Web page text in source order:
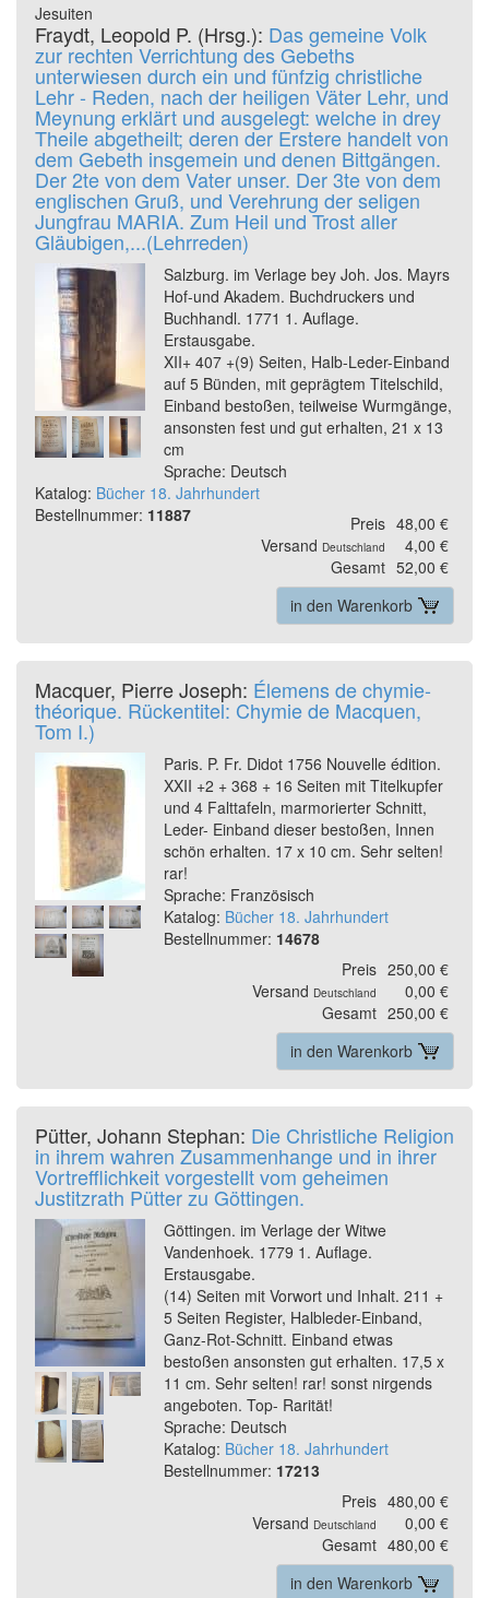
Jesuiten
Fraydt, Leopold P. (Hrsg.): Das gemeine Volk
zur rechten Verrichtung des Gebeths
unterwiesen durch ein und fünfzig christliche
Lehr - Reden, nach der heiligen Väter Lehr, und
Meynung erklärt und ausgelegt: welche in drey
Theile abgetheilt; deren der Erstere handelt von
dem Gebeth insgemein und denen Bittgängen.
Der 2te von dem Vater unser. Der 3te von dem
englischen Gruß, und Verehrung der seligen
Jungfrau MARIA. Zum Heil und Trost aller
Gläubigen,...(Lehrreden)
Salzburg. im Verlage bey Joh. Jos. Mayrs
Hof-und Akadem. Buchdruckers und
Buchhandl. 1771 1. Auflage.
Erstausgabe.
XII+ 407 +(9) Seiten, Halb-Leder-Einband
auf 5 Bünden, mit geprägtem Titelschild,
Einband bestoßen, teilweise Wurmgänge,
ansonsten fest und gut erhalten, 21 x 13
cm
Sprache: Deutsch
Katalog: Bücher 18. Jahrhundert
Bestellnummer: 11887 Preis 48,00 €
Versand Deutschland
4,00 €
Gesamt 52,00 €
in den Warenkorb
Macquer, Pierre Joseph: Élemens de chymie-
théorique. Rückentitel: Chymie de Macquen,
Tom I.)
Paris. P. Fr. Didot 1756 Nouvelle édition.
XXII +2 + 368 + 16 Seiten mit Titelkupfer
und 4 Falttafeln, marmorierter Schnitt,
Leder- Einband dieser bestoßen, Innen
schön erhalten. 17 x 10 cm. Sehr selten!
rar!
Sprache: Französisch
Katalog: Bücher 18. Jahrhundert
Bestellnummer: 14678
Preis 250,00 €
Versand Deutschland
0,00 €
Gesamt 250,00 €
in den Warenkorb
Pütter, Johann Stephan: Die Christliche Religion
in ihrem wahren Zusammenhange und in ihrer
Vortrefflichkeit vorgestellt vom geheimen
Justitzrath Pütter zu Göttingen.
Göttingen. im Verlage der Witwe
Vandenhoek. 1779 1. Auflage.
Erstausgabe.
(14) Seiten mit Vorwort und Inhalt. 211 +
5 Seiten Register, Halbleder-Einband,
Ganz-Rot-Schnitt. Einband etwas
bestoßen ansonsten gut erhalten. 17,5 x
11 cm. Sehr selten! rar! sonst nirgends
angeboten. Top- Rarität!
Sprache: Deutsch
Katalog: Bücher 18. Jahrhundert
Bestellnummer: 17213
Preis 480,00 €
Versand Deutschland
0,00 €
Gesamt 480,00 €
in den Warenkorb